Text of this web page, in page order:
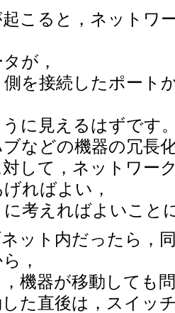
こると，ネットワ
が，
を接続したポート
に見えるはずです
などの機器の冗長
して，ネットワー
ればよい，
に考えればよいこと
ット内だったら，
，
機器が移動しても
た直後は，スイッ